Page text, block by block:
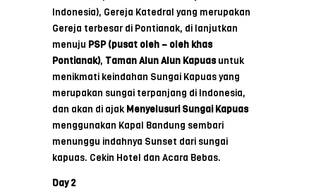
Indonesia), Gereja Katedral yang merupakan
Gereja terbesar di Pontianak, di lanjutkan
menuju PSP(pusat oleh – oleh khas
Pontianak), Taman AlunAlun Kapuasuntuk
menikmati keindahan Sungai Kapuas yang
merupakan sungai terpanjang di Indonesia,
dan akan di ajak Menyelusuri Sungai Kapuas
menggunakan Kapal Bandung sembari
menunggu indahnya Sunset dari sungai
kapuas. Cekin Hotel dan Acara Bebas.
Day 2